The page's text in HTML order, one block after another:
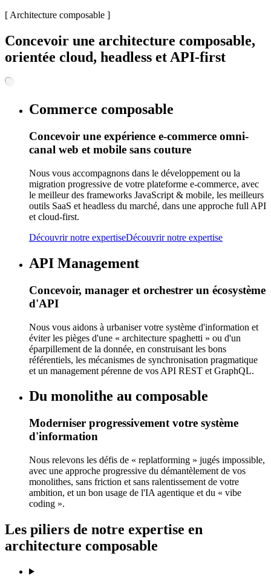
[ Architecture composable ]
Concevoir une architecture composable,
orientée cloud, headless et API-first
Commerce composable
Concevoir une expérience e-commerce omni-
canal web et mobile sans couture
Nous vous accompagnons dans le développement ou la
migration progressive de votre plateforme e-commerce, avec
le meilleur des frameworks JavaScript & mobile, les meilleurs
outils SaaS et headless du marché, dans une approche full API
et cloud-first.
Découvrir notre expertiseDécouvrir notre expertise
API Management
Concevoir, manager et orchestrer un écosystème
d'API
Nous vous aidons à urbaniser votre système d'information et
éviter les pièges d'une « architecture spaghetti » ou d'un
éparpillement de la donnée, en construisant les bons
référentiels, les mécanismes de synchronisation pragmatique
et un management pérenne de vos API REST et GraphQL.
Du monolithe au composable
Moderniser progressivement votre système
d'information
Nous relevons les défis de « replatforming » jugés impossible,
avec une approche progressive du démantèlement de vos
monolithes, sans friction et sans ralentissement de votre
ambition, et un bon usage de l'IA agentique et du « vibe
coding ».
Les piliers de notre expertise en
architecture composable